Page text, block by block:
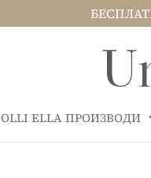
OLLI ELLA ПРОИЗВОДИ